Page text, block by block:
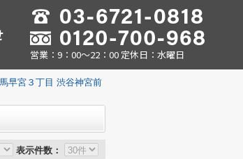
営業：9：00～22：00 定休日：水曜日
早宮３丁目 渋谷神宮前
表示件数：